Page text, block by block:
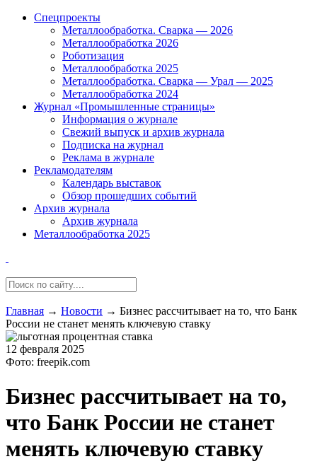
Спецпроекты
Металлообработка. Сварка — 2026
Металлообработка 2026
Роботизация
Металлообработка 2025
Металлообработка. Сварка — Урал — 2025
Металлообработка 2024
Журнал «Промышленные страницы»
Информация о журнале
Свежий выпуск и архив журнала
Подписка на журнал
Реклама в журнале
Рекламодателям
Календарь выставок
Обзор прошедших событий
Архив журнала
Архив журнала
Металлообработка 2025
Главная → Новости → Бизнес рассчитывает на то, что Банк
России не станет менять ключевую ставку
12 февраля 2025
Фото: freepik.com
Бизнес рассчитывает на то,
что Банк России не станет
менять ключевую ставку